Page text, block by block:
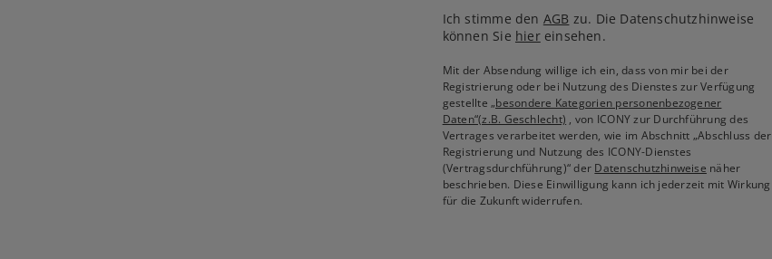
Ich stimme den AGB zu. Die Datenschutzhinweise
können Sie hiereinsehen.
Mit der Absendung willige ich ein, dass von mir bei der
Registrierung oder bei Nutzung des Dienstes zur Verfügung
gestellte„besondere Kategorien personenbezogener
Daten“(z.B. Geschlecht) , von ICONY zur Durchführung des
Vertrages verarbeitet werden, wie im Abschnitt „Abschluss der
Registrierung und Nutzung des ICONY-Dienstes
(Vertragsdurchführung)“ der Datenschutzhinweise näher
beschrieben. Diese Einwilligung kann ich jederzeit mit Wirkung
für die Zukunft widerrufen.